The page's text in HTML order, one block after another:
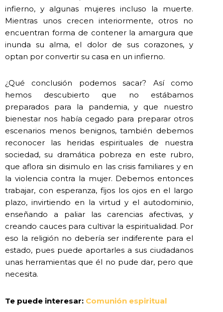
infierno, y algunas mujeres incluso la muerte.
Mientras unos crecen interiormente, otros no
encuentran forma de contener la amargura que
inunda su alma, el dolor de sus corazones, y
optan por convertir su casa en un infierno.
¿Qué conclusión podemos sacar? Así como
hemos descubierto que no estábamos
preparados para la pandemia, y que nuestro
bienestar nos había cegado para preparar otros
escenarios menos benignos, también debemos
reconocer las heridas espirituales de nuestra
sociedad, su dramática pobreza en este rubro,
que aflora sin disimulo en las crisis familiares y en
la violencia contra la mujer. Debemos entonces
trabajar, con esperanza, fijos los ojos en el largo
plazo, invirtiendo en la virtud y el autodominio,
enseñando a paliar las carencias afectivas, y
creando cauces para cultivar la espiritualidad. Por
eso la religión no debería ser indiferente para el
estado, pues puede aportarles a sus ciudadanos
unas herramientas que él no pude dar, pero que
necesita.
Te puede interesar: Comunión espiritual